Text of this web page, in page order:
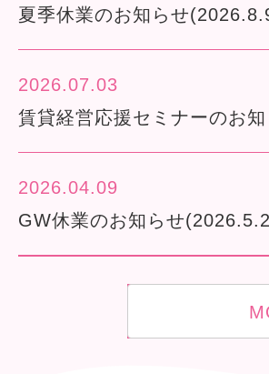
夏季休業のお知らせ
2026.07.03
賃貸経営応援セミナーのお
2026.04.09
GW休業のお知らせ